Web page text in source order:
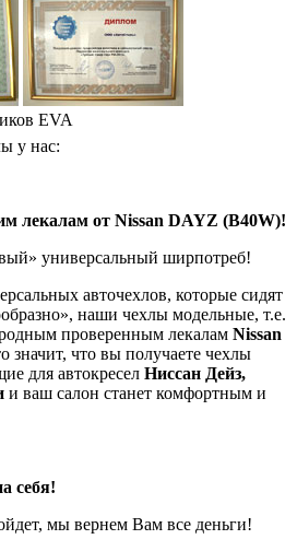
EVA
у нас:
лекалам от Nissan DAYZ (B40W)!
универсальный ширпотреб!
авточехлов, которые сидят
наши чехлы модельные, т.е.
проверенным лекалам Nissan
значит, что вы получаете чехлы
для автокресел Ниссан Дейз,
и ваш салон станет комфортным и
себя!
мы вернем Вам все деньги!